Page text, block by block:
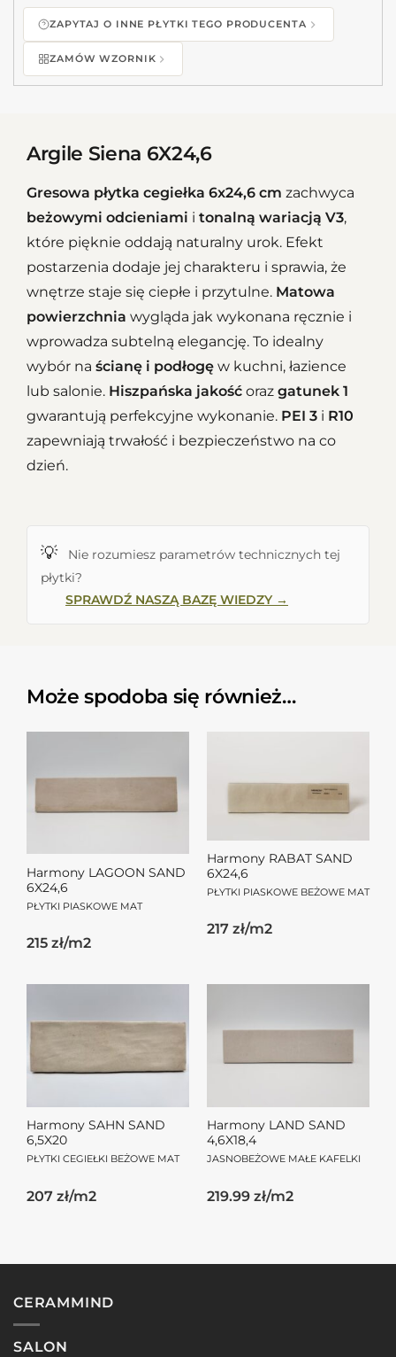
ZAPYTAJ O INNE PŁYTKI TEGO PRODUCENTA
ZAMÓW WZORNIK
Argile Siena 6X24,6
Gresowa płytka cegiełka 6x24,6 cm zachwyca
beżowymi odcieniami i tonalną wariacją V3,
które pięknie oddają naturalny urok. Efekt
postarzenia dodaje jej charakteru i sprawia, że
wnętrze staje się ciepłe i przytulne. Matowa
powierzchnia wygląda jak wykonana ręcznie i
wprowadza subtelną elegancję. To idealny
wybór na ścianę i podłogę w kuchni, łazience
lub salonie. Hiszpańska jakość oraz gatunek 1
gwarantują perfekcyjne wykonanie. PEI 3 i R10
zapewniają trwałość i bezpieczeństwo na co
dzień.
💡
Nie rozumiesz parametrów technicznych tej
płytki?
SPRAWDŹ NASZĄ BAZĘ WIEDZY →
Może spodoba się również…
Harmony LAGOON SAND
6X24,6
PŁYTKI PIASKOWE MAT
215 zł/m2
Harmony RABAT SAND
6X24,6
PŁYTKI PIASKOWE BEŻOWE MAT
217 zł/m2
Harmony SAHN SAND
6,5X20
PŁYTKI CEGIEŁKI BEŻOWE MAT
207 zł/m2
Harmony LAND SAND
4,6X18,4
JASNOBEŻOWE MAŁE KAFELKI
219.99 zł/m2
CERAMMIND
SALON